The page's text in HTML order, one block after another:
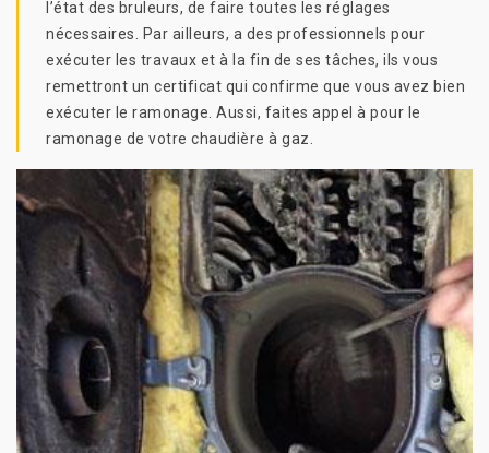
l’état des bruleurs, de faire toutes les réglages
nécessaires. Par ailleurs, a des professionnels pour
exécuter les travaux et à la fin de ses tâches, ils vous
remettront un certificat qui confirme que vous avez bien
exécuter le ramonage. Aussi, faites appel à pour le
ramonage de votre chaudière à gaz.